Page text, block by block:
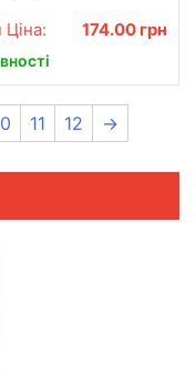
174.00 грн
11 12 →